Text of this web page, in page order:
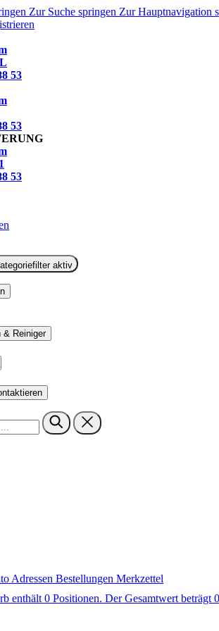
Zur Suche springen Zur Hauptnavigation
53
53
53
aktiv
& Reiniger
Adressen Bestellungen Merkzettel
enthält 0 Positionen. Der Gesamtwert beträgt